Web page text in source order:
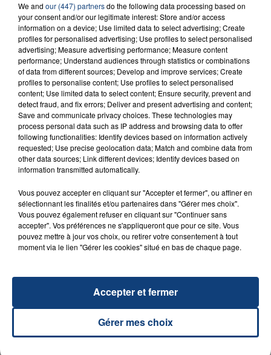
FIL D'ACTU
INCENDIE MORTEL À LENS : UNE FEMME ET
SON BÉBÉ ENTRE LA VIE ET LA...
Un homme s'est immolé par le feu après avoir
aspergé sa compagne et leur bébé de trois mois
d'un liquide inflammable.
We and our (447) partnersdo the following data processing based on
your consent and/or our legitimate interest: Store and/or access
information on a device; Use limited data to select advertising; Create
profiles for personalised advertising; Use profiles to select personalised
advertising; Measure advertising performance; Measure content
performance; Understand audiences through statistics or combinations
of data from different sources; Develop and improve services; Create
profiles to personalise content; Use profiles to select personalised
content; Use limited data to select content; Ensure security, prevent and
detect fraud, and fix errors; Deliver and present advertising and content;
Save and communicate privacy choices. These technologies may
process personal data such as IP address and browsing data to offer
following functionalities: Identify devices based on information actively
requested; Use precise geolocation data; Match and combine data from
other data sources; Link different devices; Identify devices based on
information transmitted automatically.
Vous pouvez accepter en cliquant sur "Accepter et fermer", ou affiner en
sélectionnant les finalités et/ou partenaires dans "Gérer mes choix".
Vous pouvez également refuser en cliquant sur "Continuer sans
accepter". Vos préférences ne s'appliqueront que pour ce site. Vous
pouvez mettre à jour vos choix, ou retirer votre consentement à tout
moment via le lien "Gérer les cookies" situé en bas de chaque page.
Gérer mes choix
Accepter et fermer